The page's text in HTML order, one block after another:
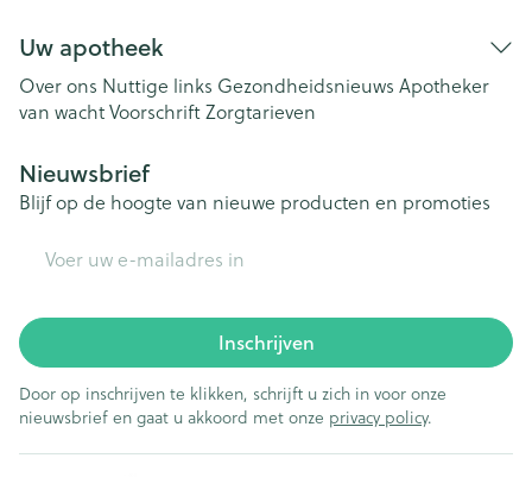
Uw apotheek
Over ons Nuttige links Gezondheidsnieuws Apotheker
van wachtVoorschriftZorgtarieven
Nieuwsbrief
Blijf op de hoogte van nieuwe producten en promoties
Inschrijven
Door op inschrijven te klikken, schrijft u zich in voor onze
nieuwsbrief en gaat u akkoord met onze privacy policy.